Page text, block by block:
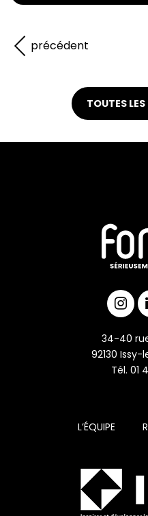
précédent
TOUTES
34-40
92130
Tél. 01
L’ÉQUIPE